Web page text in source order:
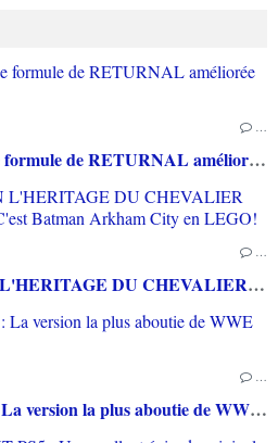
[TEST] SAROS PS5 : Une formule de RETURNAL améliorée et interessante
[TEST] LEGO BATMAN L'HERITAGE DU CHEVALIER NOIR XBOX SERIES X : C'est Batman Arkham City en LEGO!
[TEST] WWE 2K26 PS5 : La version la plus aboutie de WWE 2K depuis la pause